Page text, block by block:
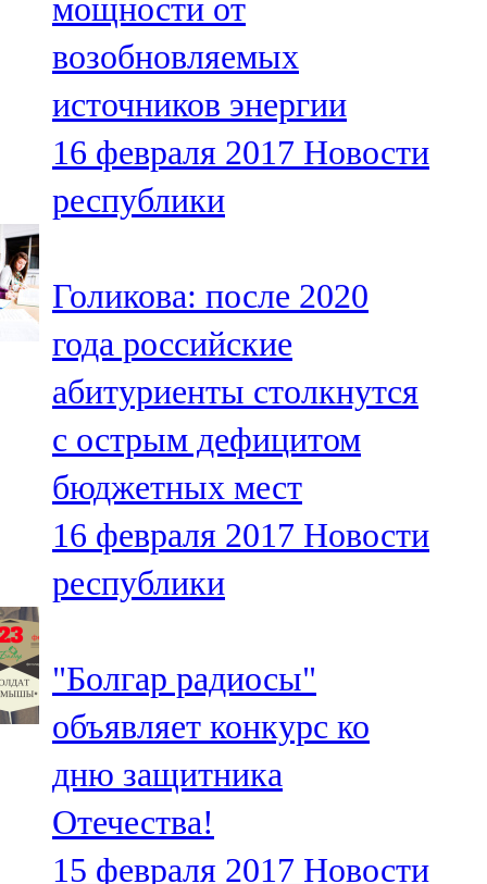
мощности от
возобновляемых
источников энергии
16 февраля 2017 Новости
республики
Голикова: после 2020
года российские
абитуриенты столкнутся
с острым дефицитом
бюджетных мест
16 февраля 2017 Новости
республики
"Болгар радиосы"
объявляет конкурс ко
дню защитника
Отечества!
15 февраля 2017 Новости